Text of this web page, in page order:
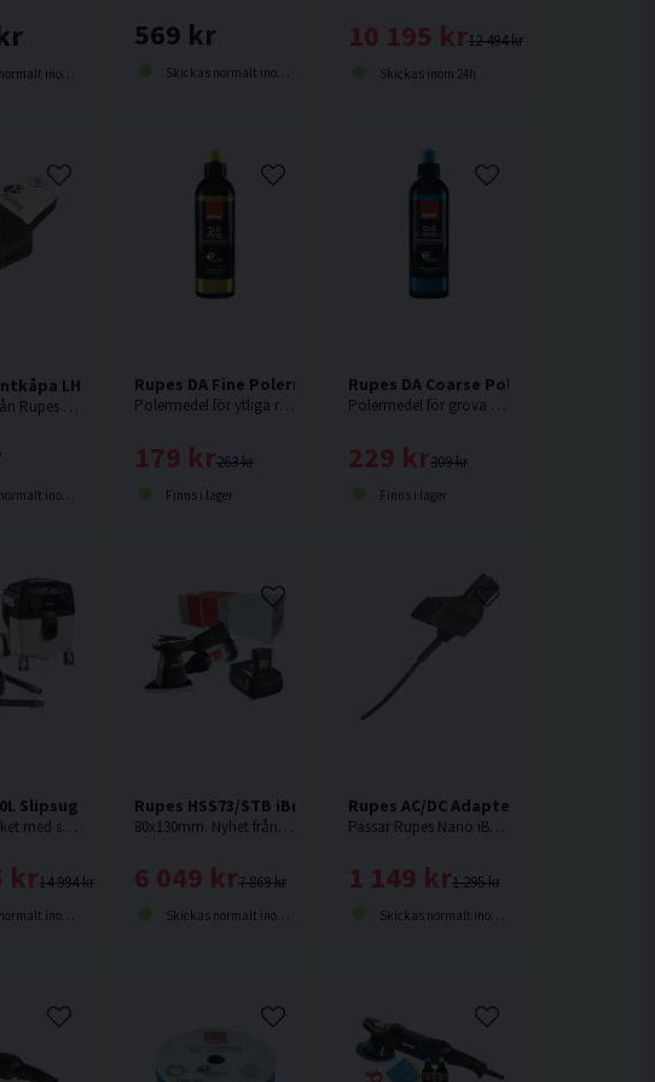
inom 2-5 dagar
569 kr
Skickas normalt inom 2-5 dagar
12 494 kr
10 195 kr
Skickas inom 24h
1KG
LHR15lll
Frontkåpa från Rupes passande LHR15lll.
inom 1-3 dagar
Rupes DA Fine Polermedel 250ml
Polermedel för ytliga repor.
263 kr
179 kr
Finns i lager
Rupes DA Coarse Polermedel 250ml
Polermedel för grova repor.
309 kr
229 kr
Finns i lager
Slipsug + RX256 Slipmaskin
Komplett paket med slipsug, slipmaskin och slang.
14 994 kr
kr
inom 2-5 dagar
Rupes HSS73/STB iBrid Trekantslip 18V (2x2,5Ah)
80x130mm. Nyhet från Rupes. Batteridriven planslip på 18V med dubbla batterier och upp till 45 minuters körtid per batteri.
7 869 kr
6 049 kr
Skickas normalt inom 1-3 dagar
Rupes AC/DC Adapter 9HP120LT
Passar Rupes Nano iBrid maskiner.
1 295 kr
1 149 kr
Skickas normalt inom 2-5 dagar